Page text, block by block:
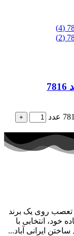
تعصب روی یک برند
خود، انتخابی با
ایرانی آباد...